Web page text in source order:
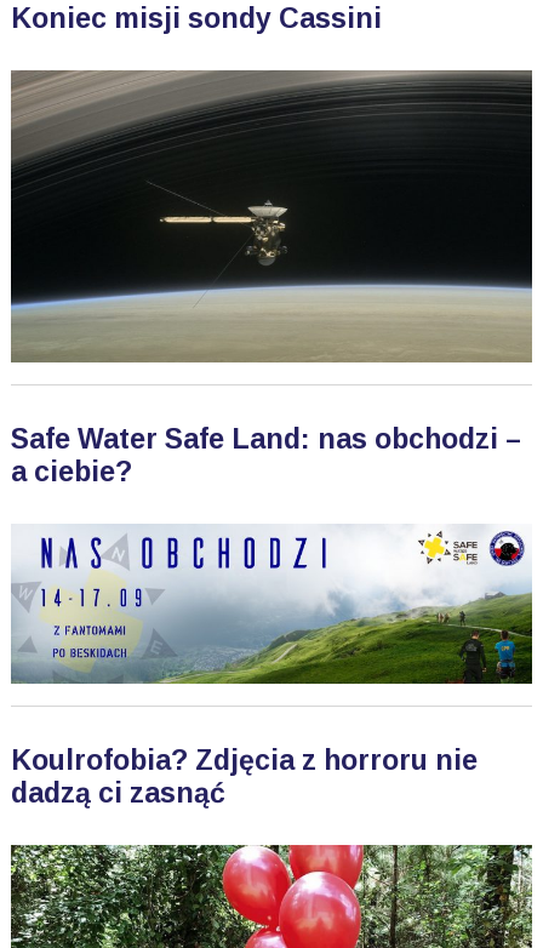
Koniec misji sondy Cassini
Safe Water Safe Land: nas obchodzi –
a ciebie?
Koulrofobia? Zdjęcia z horroru nie
dadzą ci zasnąć